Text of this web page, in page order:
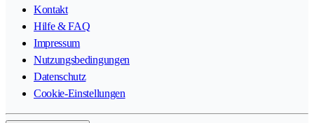
Kontakt
Hilfe & FAQ
Impressum
Nutzungsbedingungen
Datenschutz
Cookie-Einstellungen